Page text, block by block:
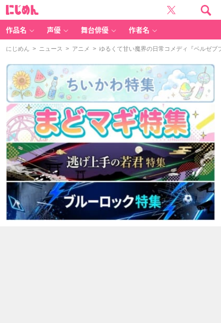
作品名 声優 舞台俳優 作者名
にじめん > ニュース > アニメ > ゆるくて甘い魔界の日常コメディ『ベルゼブ